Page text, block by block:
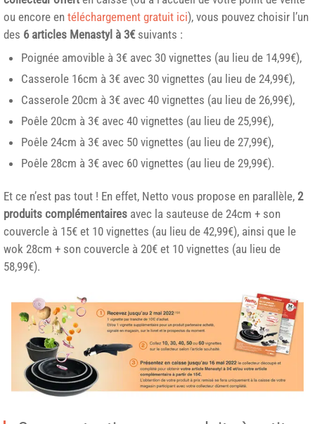
ou encore en téléchargement gratuit ici), vous pouvez choisir l’un
des 6 articles Menastyl à 3€ suivants :
Poignée amovible à 3€ avec 30 vignettes (au lieu de 14,99€),
Casserole 16cm à 3€ avec 30 vignettes (au lieu de 24,99€),
Casserole 20cm à 3€ avec 40 vignettes (au lieu de 26,99€),
Poêle 20cm à 3€ avec 40 vignettes (au lieu de 25,99€),
Poêle 24cm à 3€ avec 50 vignettes (au lieu de 27,99€),
Poêle 28cm à 3€ avec 60 vignettes (au lieu de 29,99€).
Et ce n’est pas tout ! En effet, Netto vous propose en parallèle, 2
produits complémentaires avec la sauteuse de 24cm + son
couvercle à 15€ et 10 vignettes (au lieu de 42,99€), ainsi que le
wok 28cm + son couvercle à 20€ et 10 vignettes (au lieu de
58,99€).